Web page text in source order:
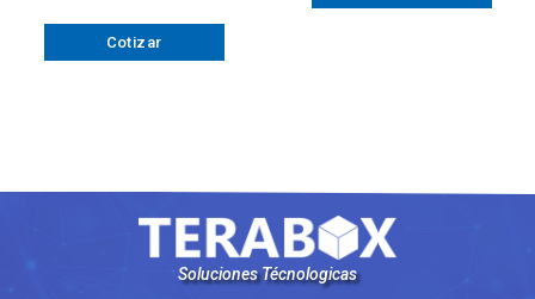
Cotizar
Soluciones Técnologicas